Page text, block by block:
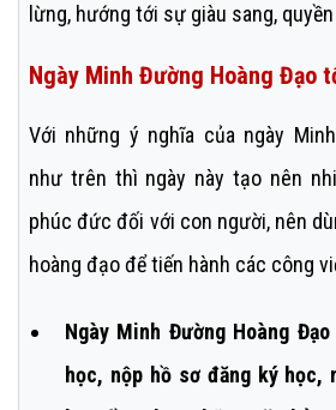
lừng, hướng tới sự giàu sang,
Ngày Minh Đường Hoàng Đạo
Với những ý nghĩa của ngày
như trên thì ngày này tạo nên
phúc đức đối với con người, nên
hoàng đạo để tiến hành các công
Ngày Minh Đường Hoàng
học, nộp hồ sơ đăng ký học,